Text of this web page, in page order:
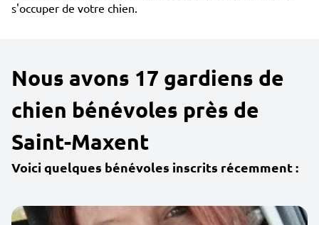
s'occuper de votre chien.
Nous avons 17 gardiens de
chien bénévoles près de
Saint-Maxent
Voici quelques bénévoles inscrits récemment :